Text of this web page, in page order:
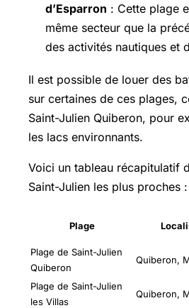
d’Esparron : Cette plage
même secteur que la
des activités nautiques et
Il est possible de louer des
sur certaines de ces plages,
Saint-Julien Quiberon, pour
les lacs environnants.
Voici un tableau récapitulatif
Saint-Julien les plus proches :
Plage
Plage de Saint-Julien
Quiberon
Quiberon,
Plage de Saint-Julien
les Villas
Quiberon,